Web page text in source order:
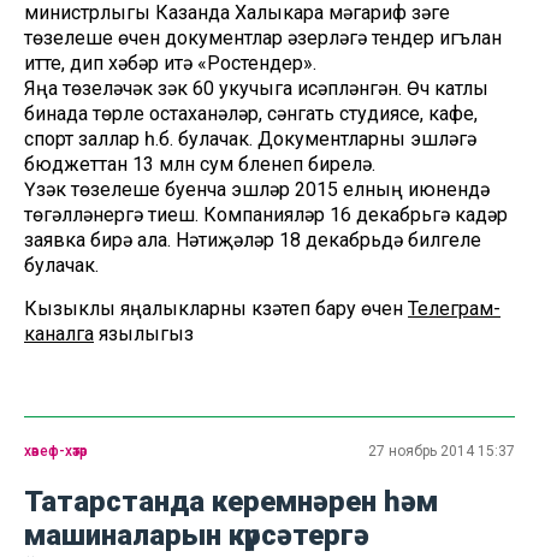
министрлыгы Казанда Халыкара мәгариф үзәге
төзелеше өчен документлар әзерләүгә тендер игълан
итте, дип хәбәр итә «Ростендер».
Яңа төзеләчәк үзәк 60 укучыга исәпләнгән. Өч катлы
бинада төрле остаханәләр, сәнгать студиясе, кафе,
спорт заллар һ.б. булачак. Документларны эшләүгә
бюджеттан 13 млн сум бүленеп бирелә.
Үзәк төзелеше буенча эшләр 2015 елның июнендә
төгәлләнергә тиеш. Компанияләр 16 декабрьгә кадәр
заявка бирә ала. Нәтиҗәләр 18 декабрьдә билгеле
булачак.
Кызыклы яңалыкларны күзәтеп бару өчен Телеграм-
каналга язылыгыз
хәвеф-хәтәр 27 ноябрь 2014 15:37
Татарстанда керемнәрен һәм
машиналарын күрсәтергә